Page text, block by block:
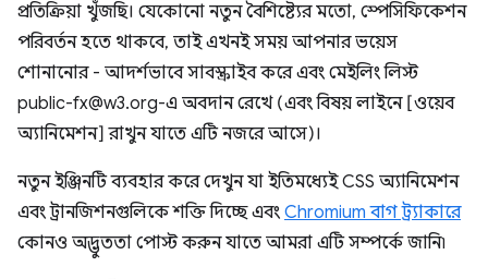
প্রতিক্রিয়া খুঁজছি। যেকোনো নতুন বৈশিষ্ট্যের মতো, স্পেসিফিকেশন
পরিবর্তন হতে থাকবে, তাই এখনই সময় আপনার ভয়েস
শোনানোর - আদর্শভাবে সাবস্ক্রাইব করে এবং মেইলিং লিস্ট
public-fx@w3.org-এ অবদান রেখে (এবং বিষয় লাইনে [ওয়েব
অ্যানিমেশন] রাখুন যাতে এটি নজরে আসে)।
নতুন ইঞ্জিনটি ব্যবহার করে দেখুন যা ইতিমধ্যেই CSS অ্যানিমেশন
এবং ট্রানজিশনগুলিকে শক্তি দিচ্ছে এবং Chromium বাগ ট্র্যাকারে
কোনও অদ্ভুততা পোস্ট করুন যাতে আমরা এটি সম্পর্কে জানি৷